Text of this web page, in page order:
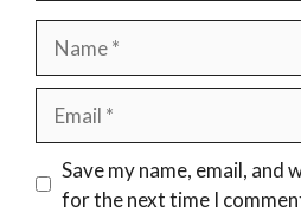
Website
Save my name, email, and
for the next time I